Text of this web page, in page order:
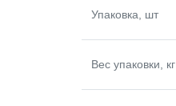
Упаковка, шт
Вес упаковки, кг